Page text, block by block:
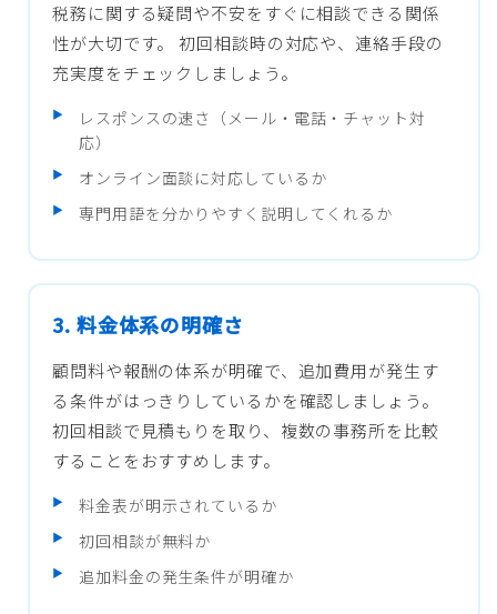
税務に関する疑問や不安をすぐに相談できる関係
性が大切です。 初回相談時の対応や、連絡手段の
充実度をチェックしましょう。
レスポンスの速さ（メール・電話・チャット対
応）
オンライン面談に対応しているか
専門用語を分かりやすく説明してくれるか
3. 料金体系の明確さ
顧問料や報酬の体系が明確で、追加費用が発生す
る条件がはっきりしているかを確認しましょう。
初回相談で見積もりを取り、複数の事務所を比較
することをおすすめします。
料金表が明示されているか
初回相談が無料か
追加料金の発生条件が明確か